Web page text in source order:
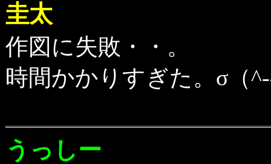
圭太
作図に失敗・・。
時間かかりすぎた。σ（
うっしー